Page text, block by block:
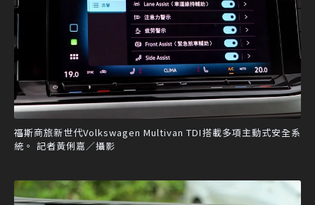
福斯商旅新世代Volkswagen Multivan TDI搭載多項主動式安全系
統。 記者黃俐嘉／攝影